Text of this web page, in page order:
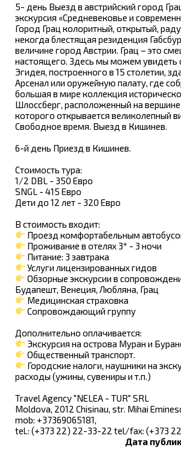
5- день Выезд в австрийский город
экскурсия «Средневековье и
Город Грац колоритный, открытый,
некогда блестящая резиденция
величине город Австрии. Грац – это
настоящего. Здесь мы можем увидеть
Эгидея, построенного в 15 столетии,
Арсенал или оружейную палату, где
большая в мире коллекция
Шлоссберг, расположенный на
которого открывается великолепный
Свободное время. Выезд в Кишинев.
6-й день Приезд в Кишинев.
Стоимость тура:
1/2 DBL - 350 Евро
SNGL - 415 Евро
Дети до 12 лет - 320 Евро
В стоимость входит:
Проезд комфортабельным
Проживание в отелях 3* - 3 ночи
Питание: 3 завтрака
Услуги лицензированных гидов
Обзорные экскурсии в
Будапешт, Венеция, Любляна, Грац
Медицинская страховка
Сопровождающий группу
Дополнительно оплачивается:
Экскурсия на острова Муран и
Общественный транспорт.
Городские налоги, наушники на
расходы (ужины, сувениры и т.п.)
Travel Agency "NELEA - TUR" SRL
Moldova, 2012 Chisinau, str. Mihai
mob: +37369065181,
tel.: (+373 22) 22-33-22 tel/fax: (+373
Дата